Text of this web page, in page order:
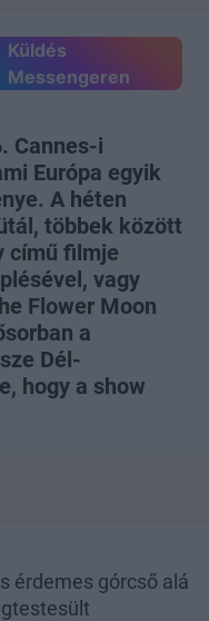
Küldés
Messengeren
Cannes-i
Európa egyik
A héten
többek között
című filmje
vagy
Flower Moon
a
Dél-
hogy a show
érdemes górcső alá